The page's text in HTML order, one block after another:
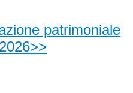
patrimoniale